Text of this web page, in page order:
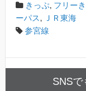
きっぷ, フリー
ーパス,
ＪＲ東海
参宮線
SNSで